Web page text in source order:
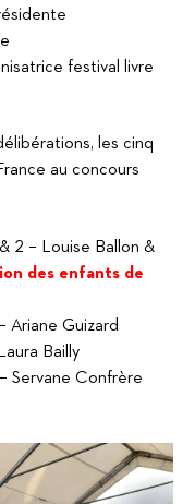
festival livre
les cinq
au concours
2 – Louise Ballon &
des enfants de
Ariane Guizard
Bailly
Servane Confrère